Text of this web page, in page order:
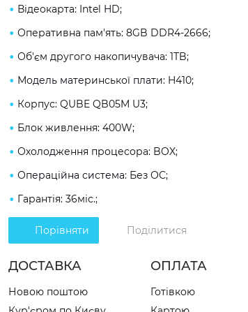
Відеокарта: Intel HD;
Оперативна пам'ять: 8GB DDR4-2666;
Об'єм другого накопичувача: 1TB;
Модель материнської плати: H410;
Корпус: QUBE QB05M U3;
Блок живлення: 400W;
Охолодження процесора: BOX;
Операційна система: Без ОС;
Гарантія: 36міс.;
Порівняти Поділитися
ДОСТАВКА
Новою поштою
ОПЛАТА
Готівкою